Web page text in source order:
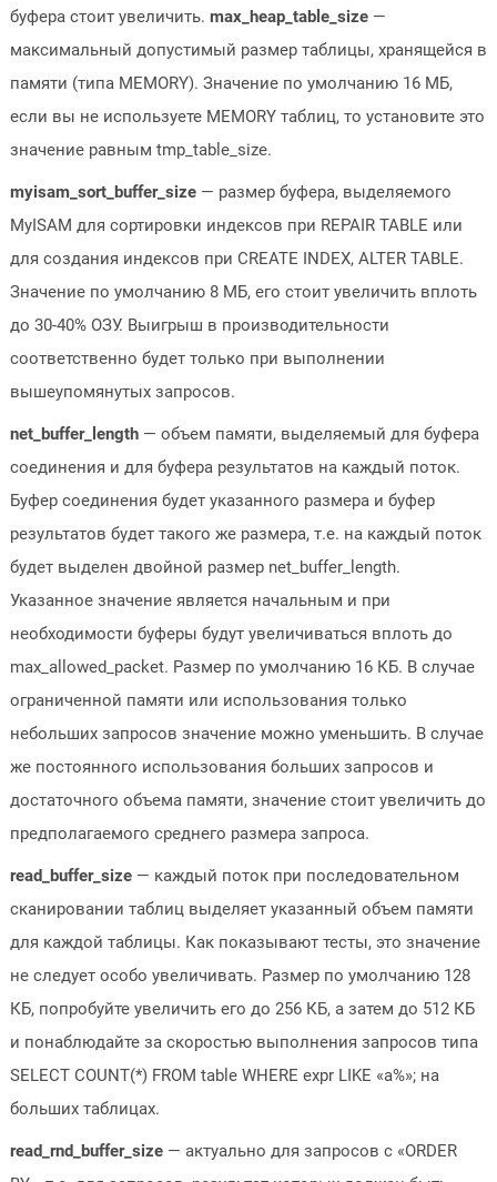
буфера стоит увеличить. max_heap_table_size—
максимальный допустимый размер таблицы, хранящейся в
памяти (типа MEMORY). Значение по умолчанию 16 МБ,
если вы не используете MEMORY таблиц, то установите это
значение равным tmp_table_size.
myisam_sort_buffer_size— размер буфера, выделяемого
MyISAM для сортировки индексов при REPAIR TABLE или
для создания индексов при CREATE INDEX, ALTER TABLE.
Значение по умолчанию 8 МБ, его стоит увеличить вплоть
до 30-40% ОЗУ. Выигрыш в производительности
соответственно будет только при выполнении
вышеупомянутых запросов.
net_buffer_length— объем памяти, выделяемый для буфера
соединения и для буфера результатов на каждый поток.
Буфер соединения будет указанного размера и буфер
результатов будет такого же размера, т.е. на каждый поток
будет выделен двойной размер net_buffer_length.
Указанное значение является начальным и при
необходимости буферы будут увеличиваться вплоть до
max_allowed_packet. Размер по умолчанию 16 КБ. В случае
ограниченной памяти или использования только
небольших запросов значение можно уменьшить. В случае
же постоянного использования больших запросов и
достаточного объема памяти, значение стоит увеличить до
предполагаемого среднего размера запроса.
read_buffer_size— каждый поток при последовательном
сканировании таблиц выделяет указанный объем памяти
для каждой таблицы. Как показывают тесты, это значение
не следует особо увеличивать. Размер по умолчанию 128
КБ, попробуйте увеличить его до 256 КБ, а затем до 512 КБ
и понаблюдайте за скоростью выполнения запросов типа
SELECT COUNT(*) FROM table WHERE expr LIKE «a%»; на
больших таблицах.
read_rnd_buffer_size— актуально для запросов с «ORDER